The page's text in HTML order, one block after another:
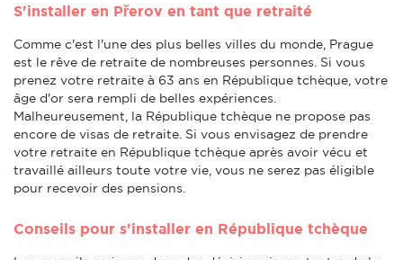
S'installer en Přerov en tant que retraité
Comme c'est l'une des plus belles villes du monde, Prague
est le rêve de retraite de nombreuses personnes. Si vous
prenez votre retraite à 63 ans en République tchèque, votre
âge d'or sera rempli de belles expériences.
Malheureusement, la République tchèque ne propose pas
encore de visas de retraite. Si vous envisagez de prendre
votre retraite en République tchèque après avoir vécu et
travaillé ailleurs toute votre vie, vous ne serez pas éligible
pour recevoir des pensions.
Conseils pour s'installer en République tchèque